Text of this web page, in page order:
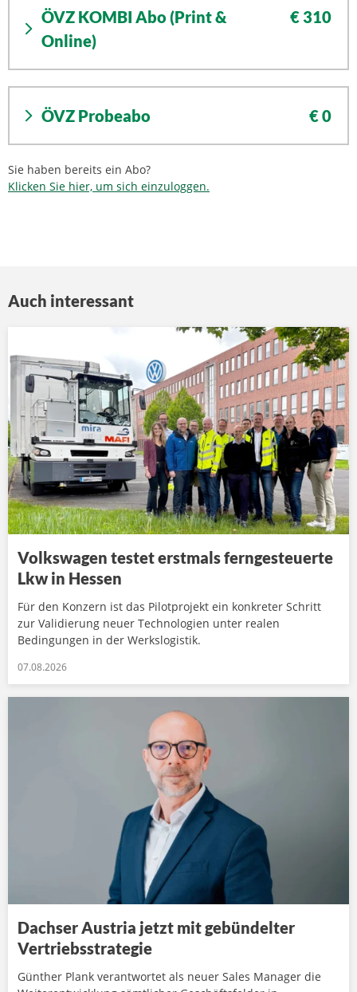
ÖVZ KOMBI Abo (Print &
Online)
€ 310
ÖVZ Probeabo € 0
Sie haben bereits ein Abo?
Klicken Sie hier, um sich einzuloggen.
Auch interessant
Volkswagen testet erstmals ferngesteuerte
Lkw in Hessen
Für den Konzern ist das Pilotprojekt ein konkreter Schritt
zur Validierung neuer Technologien unter realen
Bedingungen in der Werkslogistik.
07.08.2026
Dachser Austria jetzt mit gebündelter
Vertriebsstrategie
Günther Plank verantwortet als neuer Sales Manager die